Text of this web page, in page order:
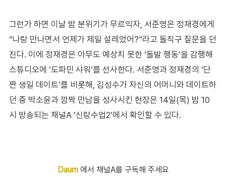
그런가 하면 이날 밤 분위기가 무르익자, 서준영은 정재경에게
“나랑 만나면서 언제가 제일 설레었어?”라고 돌직구 질문을 던
진다. 이에 정재경은 아무도 예상치 못한 ‘돌발 행동’을 감행해
스튜디오에 ‘도파민 샤워’를 선사한다. 서준영과 정재경의 ‘단
짠 생일 데이트’를 비롯해, 김성수가 자신의 어머니와 데이트하
던 중 박소윤과 깜짝 만남을 성사시킨 현장은 14일(목) 밤 10
시 방송되는 채널A ‘신랑수업2’에서 확인할 수 있다.
Daum에서 채널A를 구독해 주세요